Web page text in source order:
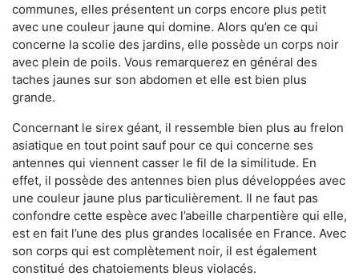
communes, elles présentent un corps encore plus petit
avec une couleur jaune qui domine. Alors qu’en ce qui
concerne la scolie des jardins, elle possède un corps noir
avec plein de poils. Vous remarquerez en général des
taches jaunes sur son abdomen et elle est bien plus
grande.
Concernant le sirex géant, il ressemble bien plus au frelon
asiatique en tout point sauf pour ce qui concerne ses
antennes qui viennent casser le fil de la similitude. En
effet, il possède des antennes bien plus développées avec
une couleur jaune plus particulièrement. Il ne faut pas
confondre cette espèce avec l’abeille charpentière qui elle,
est en fait l’une des plus grandes localisée en France. Avec
son corps qui est complètement noir, il est également
constitué des chatoiements bleus violacés.